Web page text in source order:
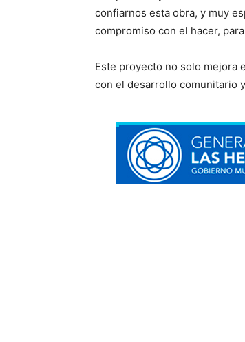
confiarnos esta obra, y muy
compromiso con el hacer,
Este proyecto no solo mejora
con el desarrollo comunitario